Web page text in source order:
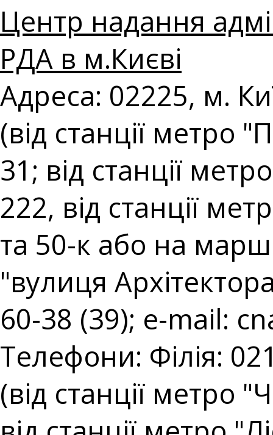
Центр надання
РДА в м.Києві
Адреса: 02225, м.
(від станції метро
31; від станції
222, від станції
та 50-к або на
"вулиця
60-38 (39); e-mail:
Телефони: Філія:
(від станції метро